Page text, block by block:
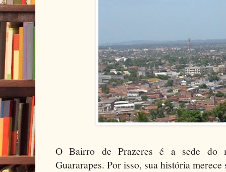
O Bairro de Prazeres é a sede do
Guararapes. Por isso, sua história